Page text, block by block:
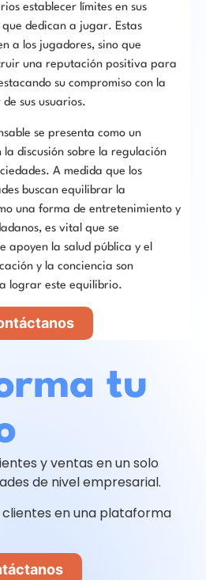
establecer límites en sus
dedican a jugar. Estas
a los jugadores, sino que
una reputación positiva para
su compromiso con la
sus usuarios.
se presenta como un
discusión sobre la regulación
A medida que los
buscan equilibrar la
una forma de entretenimiento y
es vital que se
apoyen la salud pública y el
y la conciencia son
lograr este equilibrio.
tu
y ventas en un solo
de nivel empresarial.
en una plataforma